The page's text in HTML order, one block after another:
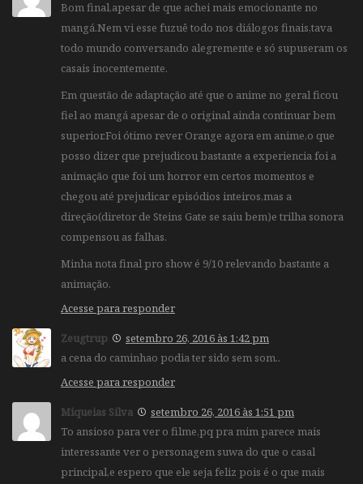
Bom final,apesar de que achei mais emocionante no
mangá.Nem vi esse fuzuê todo nos diálogos finais,tava
todo mundo conversando alegremente e só supuseram os
casais inocentemente.
Em questão de adaptação até que o anime no geral ficou
fiel ao mangá apesar de o original ainda continuar bem
superior.Foi ótimo rever Orange agora em anime,o que
posso dizer que prejudicou bastante a experiencia foi a
animação que foi um horror em certos momentos e
chegou até prejudicar episódios inteiros,mas a
direção(diretor de Steins Gate se saiu bem)e trilha sonora
compensou as falhas.
Minha nota final pro show é 9/10 relevando bastante a
animação.
Acesse para responder
Zeugtrup
setembro 26, 2016 às 1:42 pm
a cena do caminhao podia ter sido sem som..
Acesse para responder
Miqueias Silva
setembro 26, 2016 às 1:51 pm
To ansioso para ver o filme,pq pra mim parece mais
interessante ver o personagem suwa do que o casal
principal,e espero que ele seja feliz pois é o que mais